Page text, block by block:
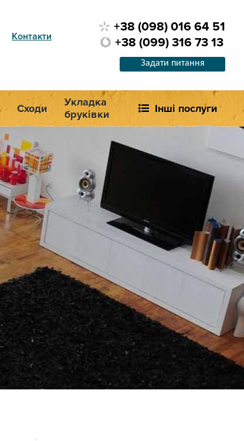
Контакти
+38 (098) 016 64 51
+38 (099) 316 73 13
Задати питання
Сходи
Укладка
бруківки
Інші послуги